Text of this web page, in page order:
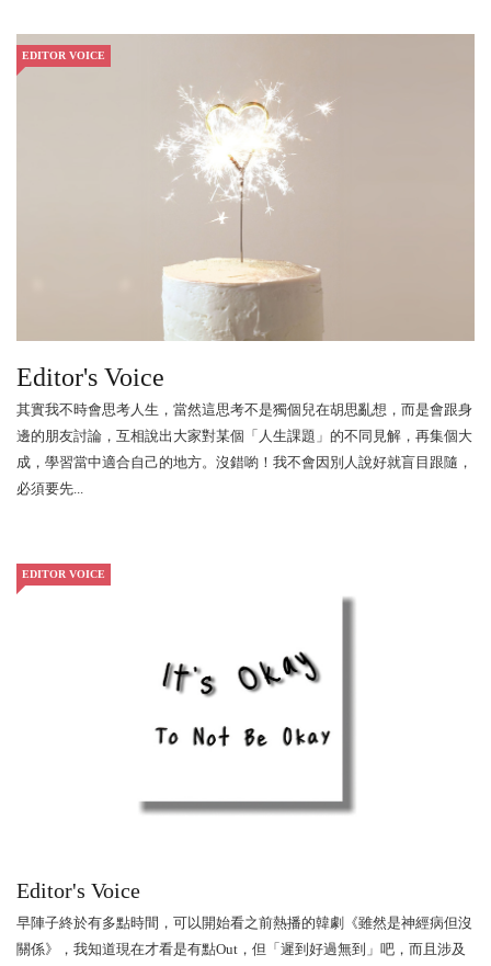
EDITOR VOICE
Editor's Voice
其實我不時會思考人生，當然這思考不是獨個兒在胡思亂想，而是會跟身
邊的朋友討論，互相說出大家對某個「人生課題」的不同見解，再集個大
成，學習當中適合自己的地方。沒錯喲！我不會因別人說好就盲目跟隨，
必須要先...
EDITOR VOICE
Editor's Voice
早陣子終於有多點時間，可以開始看之前熱播的韓劇《雖然是神經病但沒
關係》，我知道現在才看是有點Out，但「遲到好過無到」吧，而且涉及